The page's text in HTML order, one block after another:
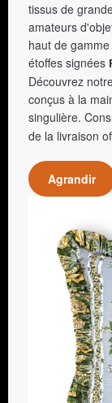
tissus de
amateurs
haut de
étoffes signées
Découvrez
conçus à la
singulière.
de la livraison
Agrandir